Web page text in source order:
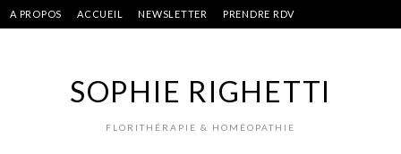
Skip
to
A PROPOS ACCUEIL NEWSLETTER PRENDRE RDV
SOPHIE RIGHETTI
FLORITHÉRAPIE & HOMÉOPATHIE